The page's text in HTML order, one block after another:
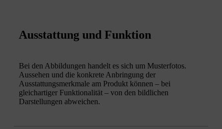
Ausstattung und Funktion
Bei den Abbildungen handelt es sich um Musterfotos.
Aussehen und die konkrete Anbringung der
Ausstattungsmerkmale am Produkt können – bei
gleichartiger Funktionalität – von den bildlichen
Darstellungen abweichen.